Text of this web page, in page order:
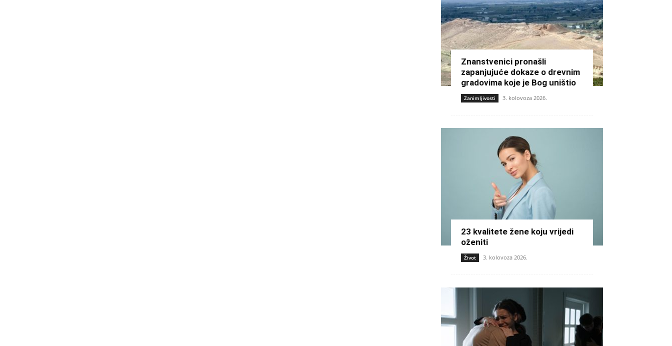
Znanstvenici pronašli
zapanjujuće dokaze o drevnim
gradovima koje je Bog uništio
Zanimljivosti 3. kolovoza 2026.
23 kvalitete žene koju vrijedi
oženiti
Život 3. kolovoza 2026.